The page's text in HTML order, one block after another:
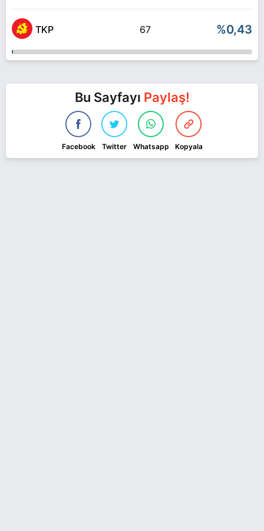
TKP 67 %0,43
Bu Sayfayı Paylaş!
Facebook Twitter Whatsapp Kopyala